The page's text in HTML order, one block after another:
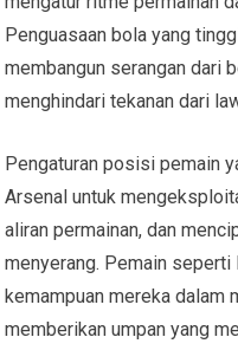
Penguasaan bola yang
membangun serangan dari
menghindari tekanan dari
Pengaturan posisi pemain
Arsenal untuk
aliran permainan, dan
menyerang. Pemain
kemampuan mereka dalam
memberikan umpan yang